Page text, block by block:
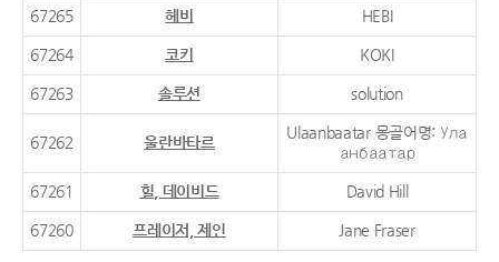
67265 헤비 HEBI
67264 코키 KOKI
67263 솔루션 solution
67262 울란바타르
Ulaanbaatar 몽골어명: Ула
анбаатар
67261 힐, 데이비드 David Hill
67260 프레이저, 제인 Jane Fraser